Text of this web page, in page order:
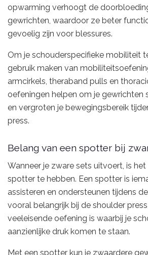
opwarming verhoogt de
gewrichten, waardoor ze beter
gevoelig zijn voor blessures.
Om je schouderspecifieke mobiliteit
gebruik maken van
armcirkels, theraband pulls en
oefeningen helpen om je gewrichten
en vergroten je bewegingsbereik
press.
Belang van een spotter bij
Wanneer je zware sets uitvoert, is
spotter te hebben. Een spotter is
assisteren en ondersteunen tijdens
vooral belangrijk bij de shoulder
veeleisende oefening is waarbij je
aanzienlijke druk komen te staan.
Met een spotter kun je zwaardere